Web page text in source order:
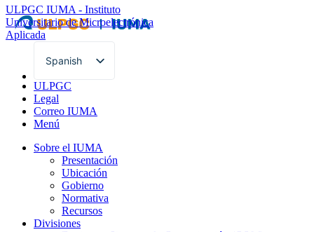
ULPGC IUMA - Instituto
Universitario de Microelectrónica
Aplicada
Spanish
English
ULPGC
Legal
Correo IUMA
Menú
Sobre el IUMA
Presentación
Ubicación
Gobierno
Normativa
Recursos
Divisiones